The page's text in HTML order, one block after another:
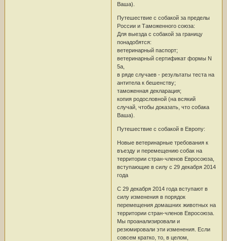
Ваша).
Путешествие с собакой за пределы
России и Таможенного союза:
Для выезда с собакой за границу
понадобятся:
ветеринарный паспорт;
ветеринарный сертификат формы N
5a,
в ряде случаев - результаты теста на
антитела к бешенству;
таможенная декларация;
копия родословной (на всякий
случай, чтобы доказать, что собака
Ваша).
Путешествие с собакой в Европу:
Новые ветеринарные требования к
въезду и перемещению собак на
территории стран-членов Евросоюза,
вступающие в силу с 29 декабря 2014
года
С 29 декабря 2014 года вступают в
силу изменения в порядок
перемещения домашних животных на
территории стран-членов Евросоюза.
Мы проанализировали и
резюмировали эти изменения. Если
совсем кратко, то, в целом,